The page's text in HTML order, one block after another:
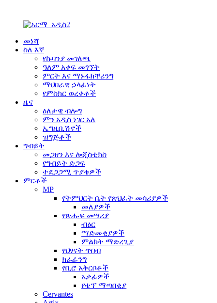
መነሻ
ስለ እኛ
የኩባንያ መገለጫ
ዓለም አቀፍ መገኘት
ምርት እና ማኑፋክቸሪንግ
ማህበራዊ ኃላፊነት
የምስክር ወረቀቶች
ዜና
ዕለታዊ ብሎግ
ምን አዲስ ነገር አለ
ኤግዚቢሽኖች
ዝግጅቶች
ግብይት
መጋዘን እና ሎጂስቲክስ
የግብይት ድጋፍ
ተደጋጋሚ ጥያቄዎች
ምርቶች
MP
የትምህርት ቤት የጽህፈት መሳሪያዎች
መለያዎች
የጽሑፍ መሣሪያ
ብዕር
ማድመቂያዎች
ምልክት ማድረጊያ
የህፃናት ጥበብ
ክራፊንግ
የቢሮ አቅርቦቶች
አቃፊዎች
የቴፕ ማጣበቂያ
Cervantes